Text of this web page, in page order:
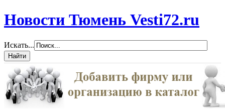
Новости Тюмень Vesti72.ru
Искать...